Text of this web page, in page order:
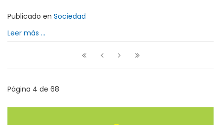
Publicado en Sociedad
Leer más ...
Página 4 de 68